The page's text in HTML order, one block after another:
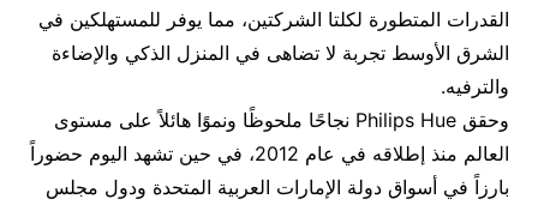
القدرات المتطورة لكلتا الشركتين، مما يوفر للمستهلكين في
الشرق الأوسط تجربة لا تضاهى في المنزل الذكي والإضاءة
والترفيه.
وحقق Philips Hue نجاحًا ملحوظًا ونموًا هائلاً على مستوى
العالم منذ إطلاقه في عام 2012، في حين تشهد اليوم حضوراً
بارزاً في أسواق دولة الإمارات العربية المتحدة ودول مجلس